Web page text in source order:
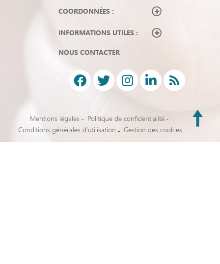
COORDONNÉES :
INFORMATIONS UTILES :
NOUS CONTACTER
Mentions légales
Politique de confidentialité
Conditions générales d’utilisation
Gestion des cookies